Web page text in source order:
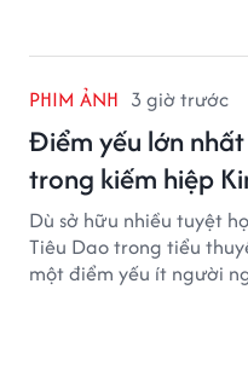
PHIM ẢNH 3 giờ trước
Điểm yếu lớn
trong kiếm hiệp
Dù sở hữu nhiều tuyệt
Tiêu Dao trong tiểu
một điểm yếu ít người